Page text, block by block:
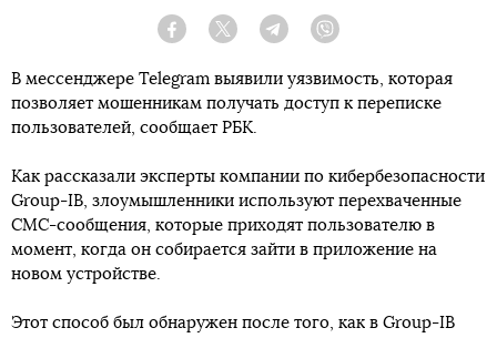
Facebook Twitter Telegram
В мессенджере Telegram выявили уязвимость, которая
позволяет мошенникам получать доступ к переписке
пользователей, сообщает РБК.
Как рассказали эксперты компании по кибербезопасности
Group-IB, злоумышленники используют перехваченные
СМС-сообщения, которые приходят пользователю в
момент, когда он собирается зайти в приложение на
новом устройстве.
Этот способ был обнаружен после того, как в Group-IB